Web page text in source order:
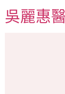
吳麗惠